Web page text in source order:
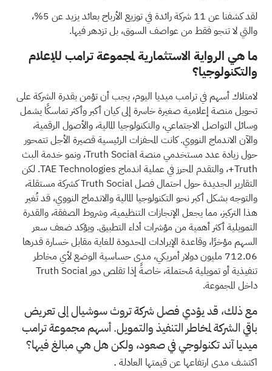
لقد كشفنا عن 11 شركة رائدة في توزيع الأرباح
بعائد يزيد عن 5%،
والتي لا تنجو فقط من عواصف السوق، بل تزدهر فيها.
ما هي الرواية الاستثمارية لمجموعة ترامب للإعلام
والتكنولوجيا؟
لامتلاك أسهم في ترامب ميديا اليوم، يجب أن تؤمن بقدرة الشركة على
تحويل منصة إعلامية صغيرة خاسرة إلى كيان أكبر وأكثر تماسكًا يشمل
وسائل التواصل الاجتماعي، والتكنولوجيا المالية، والأصول الرقمية،
والآن الاندماج النووي. كانت المحفزات الرئيسية قصيرة الأجل تتمحور
حول زيادة عدد مستخدمي منصة Truth Social، ونمو خدمة البث
Truth+، والتقدم المحرز في عملية اندماج TAE Technologies. لكن
التقارير الجديدة حول احتمال فصل Truth Social كشركة مستقلة،
والتوجه بشكل أكبر نحو التكنولوجيا المالية والاندماج النووي، قد تُغير
هذا التركيز، مما يجعل الإنجازات التنظيمية، وشروط الصفقة، والقدرة
التمويلية أكثر أهمية من مؤشرات أداء التطبيق. ويؤكد ضعف سعر
السهم مؤخرًا، وقاعدة الإيرادات المحدودة للغاية مقابل خسارة قدرها
712.06 مليون دولار أمريكي، مدى حساسية الوضع لأي مخاطر
تنفيذية أو تمويلية مُحتملة، خاصةً إذا تقلص دور Truth Social
داخل المجموعة.
مع ذلك، قد يؤدي فصل شركة تروث سوشيال إلى تعريض
باقي الشركة لمخاطر التنفيذ والتمويل. أسهم مجموعة ترامب
ميديا آند تكنولوجي في صعود، ولكن هل هي مبالغ فيها؟
اكتشف مدى ارتفاعها عن قيمتها العادلة.